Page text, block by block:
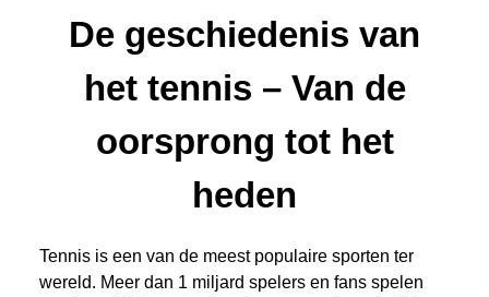
De geschiedenis van
het tennis – Van de
oorsprong tot het
heden
Tennis is een van de meest populaire sporten ter
wereld. Meer dan 1 miljard spelers en fans spelen